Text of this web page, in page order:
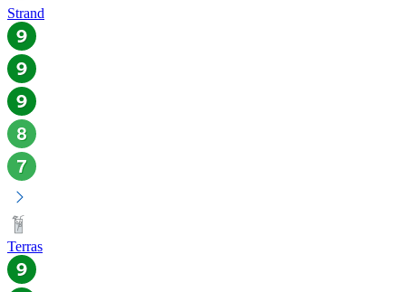
Strand
Terras